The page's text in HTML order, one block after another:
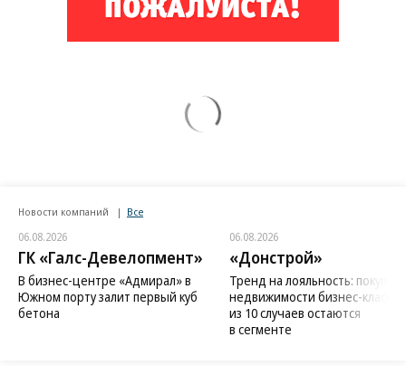
Новости компаний Все
06.08.2026
ГК «Галс-Девелопмент»
В бизнес-центре «Адмирал» в
Южном порту залит первый куб
бетона
06.08.2026
«Донстрой»
Тренд на лояльность:
недвижимости бизнес-класса
из 10 случаев остаются
в сегменте